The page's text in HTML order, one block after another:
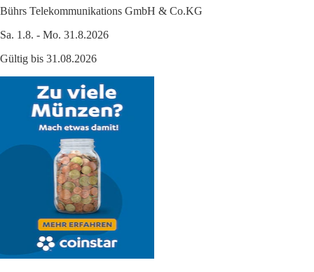
Bührs Telekommunikations GmbH & Co.KG
Sa. 1.8. - Mo. 31.8.2026
Gültig bis 31.08.2026